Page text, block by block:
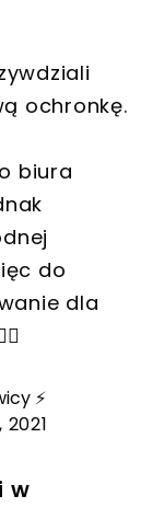
ochronkę.
biura
do
dla
⚡️
w